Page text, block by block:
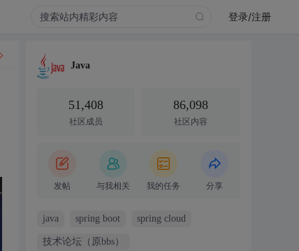
登录/注册
Java
51,408
社区成员
86,098
社区内容
发帖 与我相关 我的任务 分享
java spring boot spring cloud
技术论坛（原bbs）